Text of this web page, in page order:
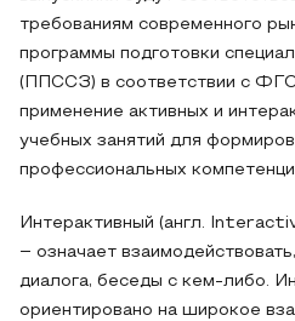
требованиям современного
программы подготовки
(ППССЗ) в соответствии с
применение активных и
учебных занятий для
профессиональных
Интерактивный (англ.
‒ означает
диалога, беседы с кем-либо.
ориентировано на широкое